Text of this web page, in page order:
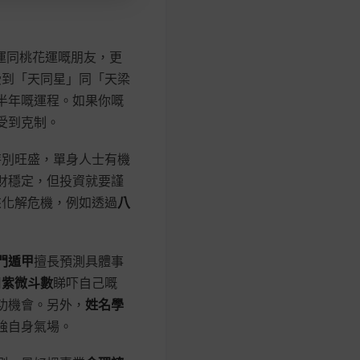
桃花運嘅朋友，更
「天同星」同「天梁
年嘅運程。如果你嘅
到克制。
旺盛，單身人士有機
穩定，但投資就要謹
解危機，例如透過八
遁甲擅長預測具體事
紫微斗數睇吓自己嘅
會。另外， 姓名學
身氣場。